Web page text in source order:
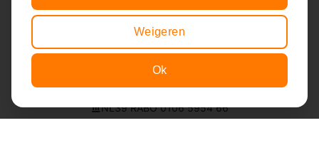
Bezoekadres:
Groenewoudseweg 322
+31 6 21 31 80 73
info@liedjesfabriek.nl
NL39 RABO 0106 5954 66
Item toegevoegd aan winkelwagen. Afrekenen
Weigeren
Ok